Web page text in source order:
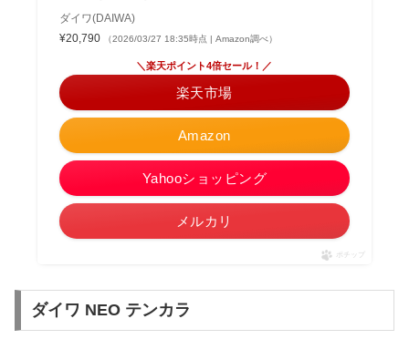
ダイワ(DAIWA)
¥20,790
（2026/03/27 18:35時点 | Amazon調べ）
Amazon
＼楽天ポイント4倍セール！／
楽天市場
Yahooショッピング
メルカリ
ポチップ
ダイワ NEO テンカラ